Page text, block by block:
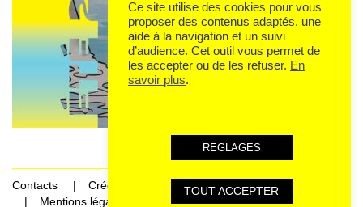
Contacts
Crédits
Mentions légales et données personnelles
Ce site utilise des cookies pour vous
proposer des contenus adaptés, une
aide à la navigation et un suivi
d’audience. Cet outil vous permet de
les accepter ou de les refuser. En
savoir plus.
REGLAGES
TOUT ACCEPTER